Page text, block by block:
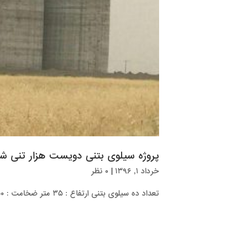
پروژه سیلوی بتنی دویست هزار تنی
خرداد ۱, ۱۳۹۶ | ۰ نظر
تعداد ده سیلوی بتنی ارتفاع : ۳۵ متر ضخامت : ۵۰ سانتیمتر قطر : ۲۶ متر واقع در منطقه عرب حسن مدت اجرا : ۴...